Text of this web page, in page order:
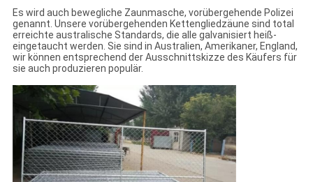
Es wird auch bewegliche Zaunmasche, vorübergehende Polizei
genannt. Unsere vorübergehenden Kettengliedzäune sind total
erreichte australische Standards, die alle galvanisiert heiß-
eingetaucht werden. Sie sind in Australien, Amerikaner, England,
wir können entsprechend der Ausschnittskizze des Käufers für
sie auch produzieren populär.